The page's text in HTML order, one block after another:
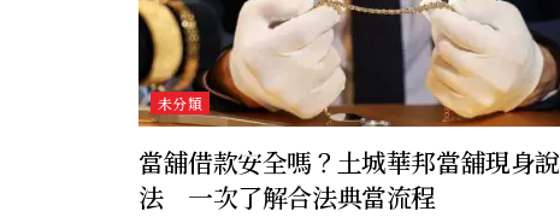
未分類
當舖借款安全嗎？土城華邦當舖現身說
法 一次了解合法典當流程